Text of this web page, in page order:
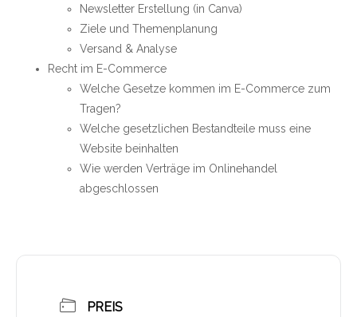
Newsletter Erstellung (in Canva)
Ziele und Themenplanung
Versand & Analyse
Recht im E-Commerce
Welche Gesetze kommen im E-Commerce zum
Tragen?
Welche gesetzlichen Bestandteile muss eine
Website beinhalten
Wie werden Verträge im Onlinehandel
abgeschlossen
PREIS